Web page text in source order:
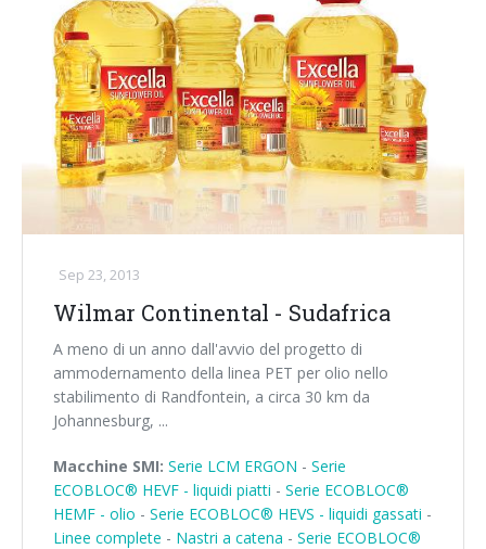
Sep 23, 2013
Wilmar Continental - Sudafrica
A meno di un anno dall'avvio del progetto di
ammodernamento della linea PET per olio nello
stabilimento di Randfontein, a circa 30 km da
Johannesburg, ...
Macchine SMI: Serie LCM ERGON - Serie
ECOBLOC® HEVF - liquidi piatti - Serie ECOBLOC®
HEMF - olio - Serie ECOBLOC® HEVS - liquidi gassati -
Linee complete - Nastri a catena - Serie ECOBLOC®